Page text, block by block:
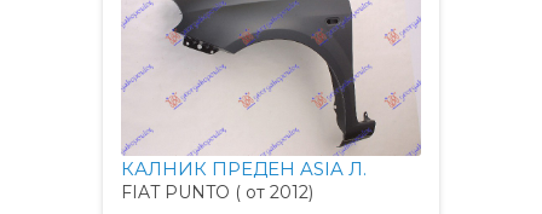
КАЛНИК ПРЕДЕН ASIA Л.
FIAT PUNTO ( от 2012)